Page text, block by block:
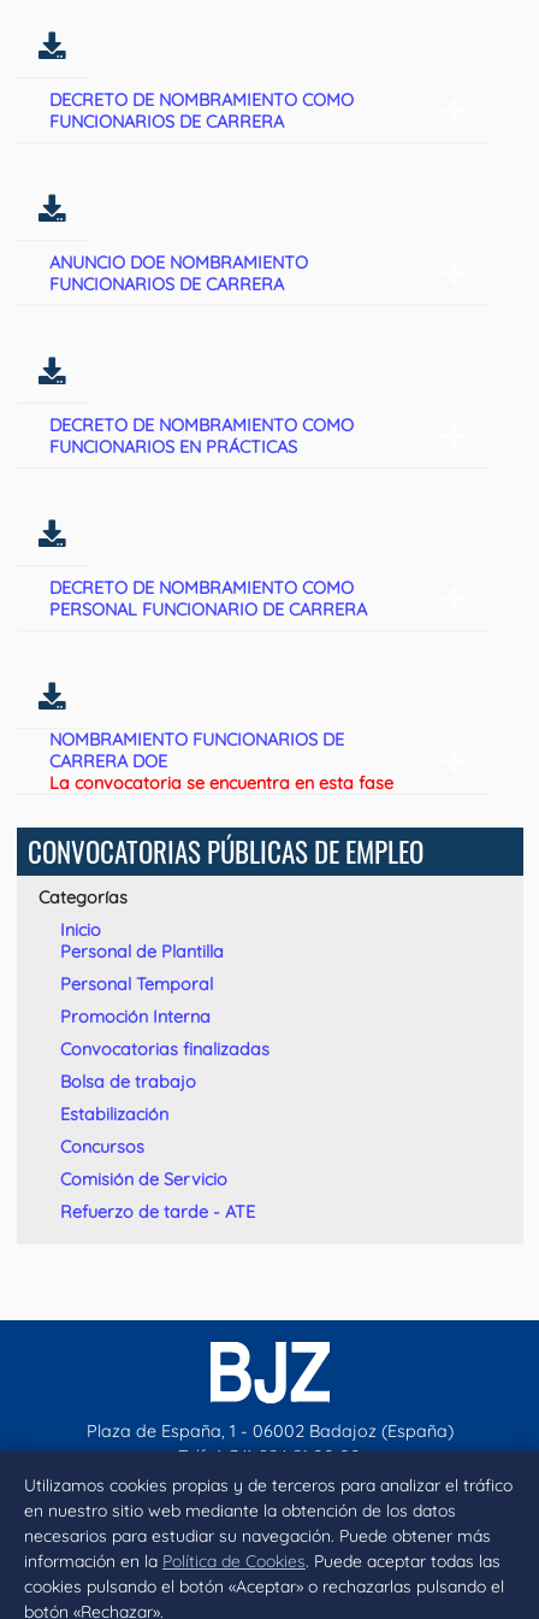
Utilizamos cookies propias y de terceros para analizar el tráfico
en nuestro sitio web mediante la obtención de los datos
necesarios para estudiar su navegación. Puede obtener más
información en la Política de Cookies. Puede aceptar todas las
cookies pulsando el botón «Aceptar» o rechazarlas pulsando el
botón «Rechazar».
DECRETO DE NOMBRAMIENTO COMO
FUNCIONARIOS DE CARRERA
ANUNCIO DOE NOMBRAMIENTO
FUNCIONARIOS DE CARRERA
DECRETO DE NOMBRAMIENTO COMO
FUNCIONARIOS EN PRÁCTICAS
DECRETO DE NOMBRAMIENTO COMO
PERSONAL FUNCIONARIO DE CARRERA
NOMBRAMIENTO FUNCIONARIOS DE
CARRERA DOE
La convocatoria se encuentra en esta fase
CONVOCATORIAS PÚBLICAS DE EMPLEO
Categorías
Inicio
Personal de Plantilla
Personal Temporal
Promoción Interna
Convocatorias finalizadas
Bolsa de trabajo
Estabilización
Concursos
Comisión de Servicio
Refuerzo de tarde - ATE
Plaza de España, 1 - 06002 Badajoz (España)
Telf. (+34) 924 21 00 00
contacto@aytobadajoz.es
Facebook
X Instagram
YouTube
Inicio Aviso legal